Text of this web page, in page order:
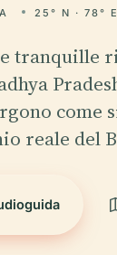
25° N · 78° E
tranquille
come
reale del